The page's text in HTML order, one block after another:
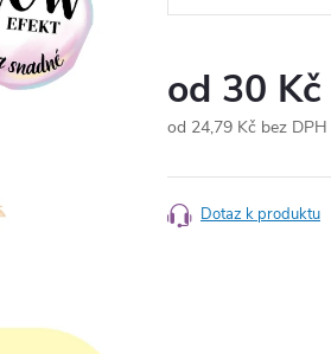
od 30 Kč
od 24,79 Kč bez DPH
cena:
Dotaz k produktu